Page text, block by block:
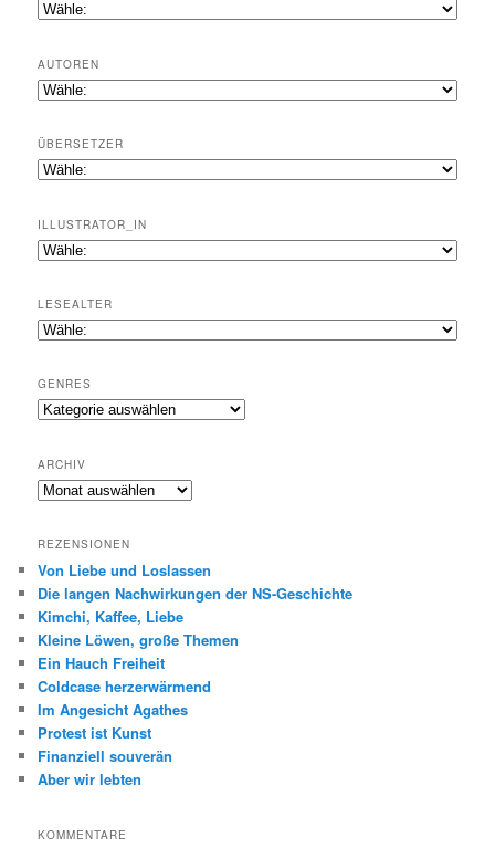
AUTOREN
ÜBERSETZER
ILLUSTRATOR_IN
LESEALTER
GENRES
Genres
ARCHIV
Archiv
REZENSIONEN
Von Liebe und Loslassen
Die langen Nachwirkungen der NS-Geschichte
Kimchi, Kaffee, Liebe
Kleine Löwen, große Themen
Ein Hauch Freiheit
Coldcase herzerwärmend
Im Angesicht Agathes
Protest ist Kunst
Finanziell souverän
Aber wir lebten
KOMMENTARE